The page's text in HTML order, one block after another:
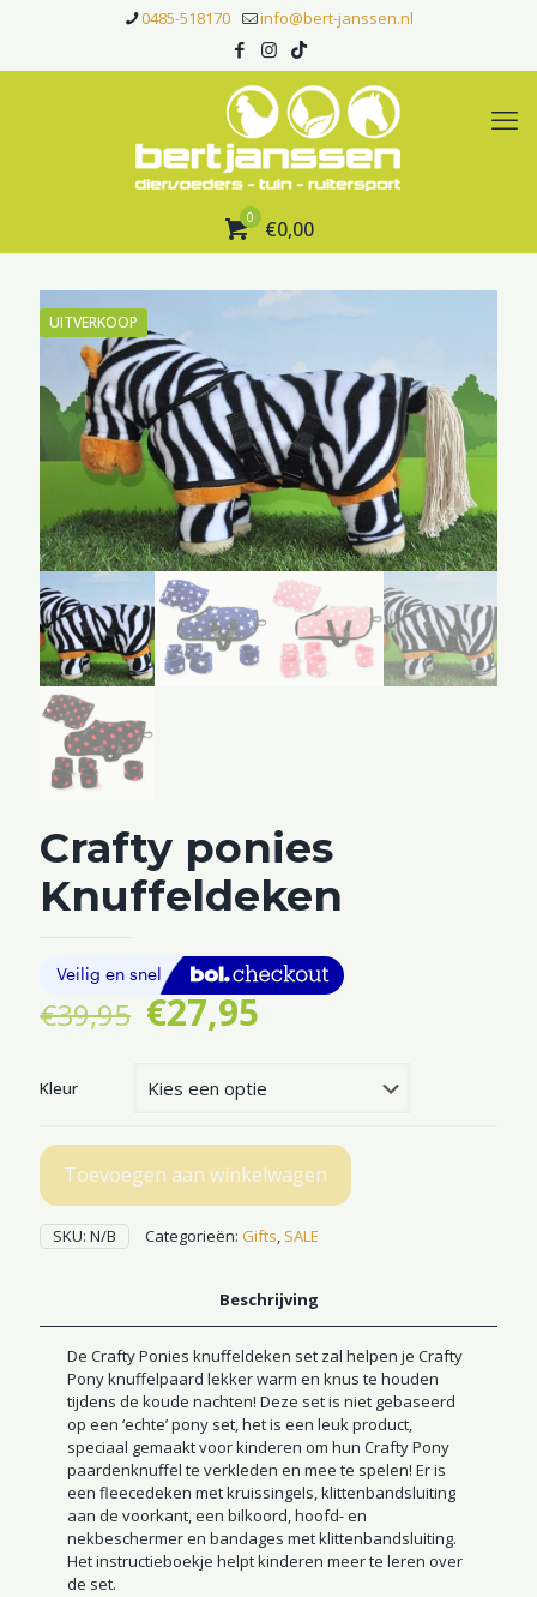
0485-518170 info@bert-janssen.nl
0 €0,00
UITVERKOOP
Crafty ponies
Knuffeldeken
€39,95 Oorspronkelijke
prijs
was:
€27,95Huidige
is:
Kleur
Toevoegen aan winkelwagen
SKU: N/B Categorieën: Gifts, SALE
Beschrijving
De Crafty Ponies knuffeldeken set zal helpen je Crafty
Pony knuffelpaard lekker warm en knus te houden
tijdens de koude nachten! Deze set is niet gebaseerd
op een ‘echte’ pony set, het is een leuk product,
speciaal gemaakt voor kinderen om hun Crafty Pony
paardenknuffel te verkleden en mee te spelen! Er is
een fleecedeken met kruissingels, klittenbandsluiting
aan de voorkant, een bilkoord, hoofd- en
nekbeschermer en bandages met klittenbandsluiting.
Het instructieboekje helpt kinderen meer te leren over
de set.